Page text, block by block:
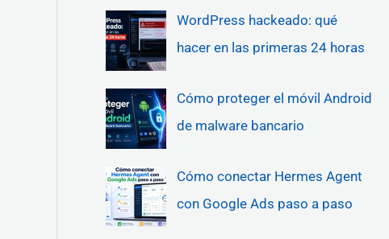
WordPress hackeado: qué
hacer en las primeras 24 horas
Cómo proteger el móvil Android
de malware bancario
Cómo conectar Hermes Agent
con Google Ads paso a paso